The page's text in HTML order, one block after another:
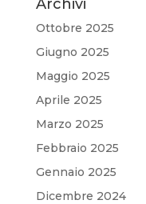
Archivi
Ottobre 2025
Giugno 2025
Maggio 2025
Aprile 2025
Marzo 2025
Febbraio 2025
Gennaio 2025
Dicembre 2024